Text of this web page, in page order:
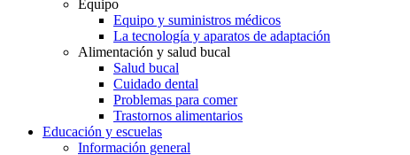
Equipo
Equipo y suministros médicos
La tecnología y aparatos de adaptación
Alimentación y salud bucal
Salud bucal
Cuidado dental
Problemas para comer
Trastornos alimentarios
Educación y escuelas
Información general